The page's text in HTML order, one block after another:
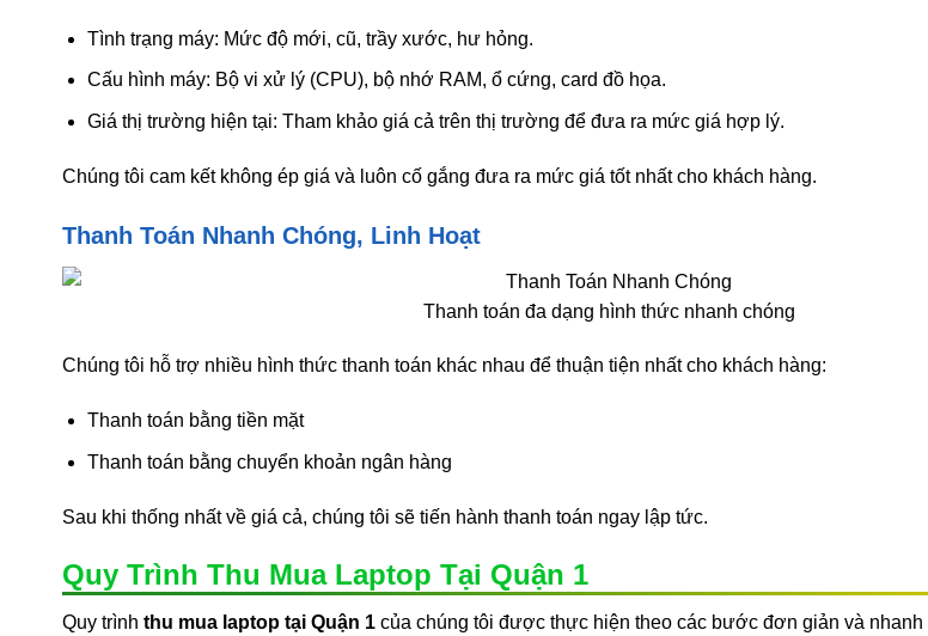
Tình trạng máy: Mức độ mới, cũ, trầy xước, hư hỏng.
Cấu hình máy: Bộ vi xử lý (CPU), bộ nhớ RAM, ổ cứng, card đồ họa.
Giá thị trường hiện tại: Tham khảo giá cả trên thị trường để đưa ra mức giá hợp lý.
Chúng tôi cam kết không ép giá và luôn cố gắng đưa ra mức giá tốt nhất cho khách hàng.
Thanh Toán Nhanh Chóng, Linh Hoạt
Thanh toán đa dạng hình thức nhanh chóng
Chúng tôi hỗ trợ nhiều hình thức thanh toán khác nhau để thuận tiện nhất cho khách hàng:
Thanh toán bằng tiền mặt
Thanh toán bằng chuyển khoản ngân hàng
Sau khi thống nhất về giá cả, chúng tôi sẽ tiến hành thanh toán ngay lập tức.
Quy Trình Thu Mua Laptop Tại Quận 1
Quy trình thu mua laptop tại Quận 1 của chúng tôi được thực hiện theo các bước đơn giản và nhanh